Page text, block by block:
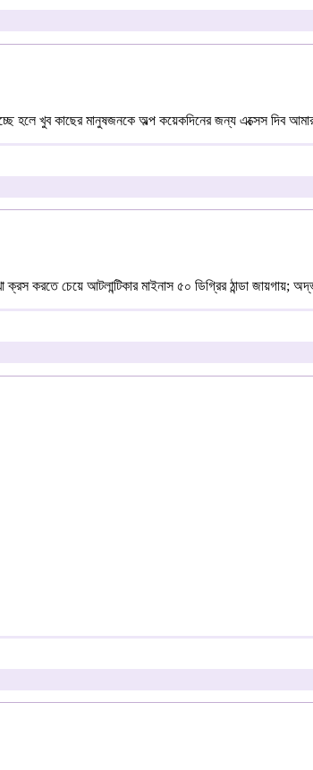
খুব কাছের মানুষজনকে অল্প কয়েকদিনের জন্য এক্সেস দিব আমার
করতে চেয়ে আটলান্টিকার মাইনাস ৫০ ডিগ্রির ঠান্ডা জায়গায়;